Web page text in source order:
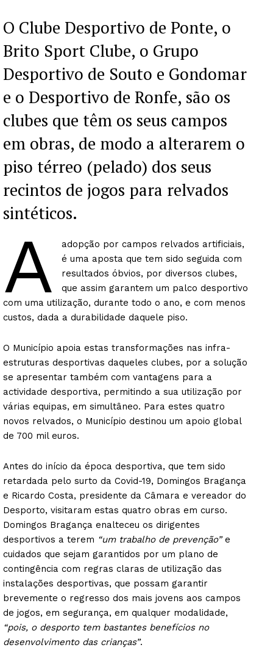
O Clube Desportivo de Ponte, o
Brito Sport Clube, o Grupo
Desportivo de Souto e Gondomar
e o Desportivo de Ronfe, são os
clubes que têm os seus campos
em obras, de modo a alterarem o
piso térreo (pelado) dos seus
recintos de jogos para relvados
sintéticos.
A
adopção por campos relvados artificiais,
é uma aposta que tem sido seguida com
resultados óbvios, por diversos clubes,
que assim garantem um palco desportivo
com uma utilização, durante todo o ano, e com menos
custos, dada a durabilidade daquele piso.
O Município apoia estas transformações nas infra-
estruturas desportivas daqueles clubes, por a solução
se apresentar também com vantagens para a
actividade desportiva, permitindo a sua utilização por
várias equipas, em simultâneo. Para estes quatro
novos relvados, o Município destinou um apoio global
de 700 mil euros.
Antes do início da época desportiva, que tem sido
retardada pelo surto da Covid-19, Domingos Bragança
e Ricardo Costa, presidente da Câmara e vereador do
Desporto, visitaram estas quatro obras em curso.
Domingos Bragança enalteceu os dirigentes
desportivos a terem “um trabalho de prevenção”e
cuidados que sejam garantidos por um plano de
contingência com regras claras de utilização das
instalações desportivas, que possam garantir
brevemente o regresso dos mais jovens aos campos
de jogos, em segurança, em qualquer modalidade,
“pois, o desporto tem bastantes benefícios no
desenvolvimento das crianças”.